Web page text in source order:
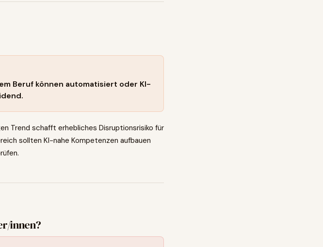
Beruf können automatisiert oder KI-
Trend schafft erhebliches Disruptionsrisiko für
sollten KI-nahe Kompetenzen aufbauen
innen?